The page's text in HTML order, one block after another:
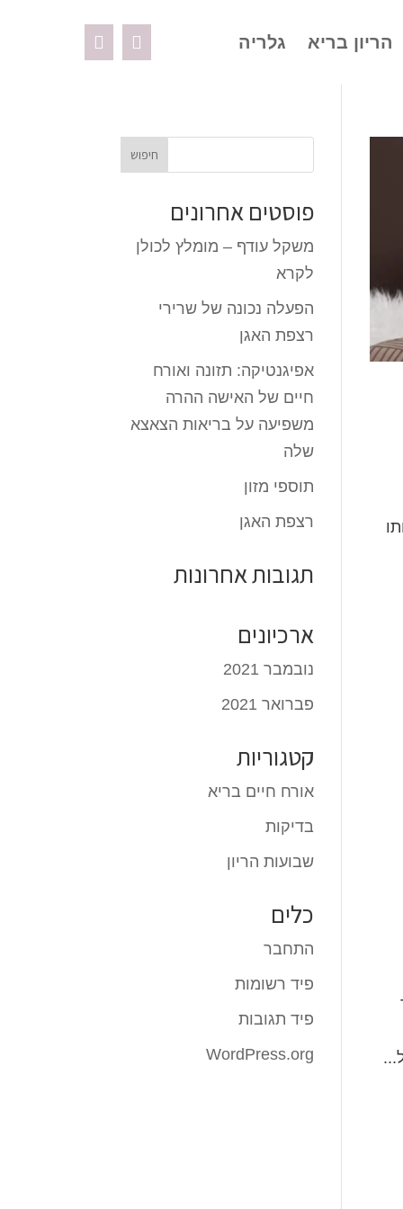
הריון בריא גלריה
פוסטים אחרונים
משקל עודף – מומלץ לכולן
לקרא
הפעלה נכונה של שרירי
רצפת האגן
אפיגנטיקה: תזונה ואורח
חיים של האישה ההרה
משפיעה על בריאות הצאצא
שלה
תוספי מזון
רצפת האגן
תגובות אחרונות
ארכיונים
נובמבר 2021
פברואר 2021
קטגוריות
אורח חיים בריא
בדיקות
שבועות הריון
כלים
התחבר
פיד רשומות
פיד תגובות
WordPress.org